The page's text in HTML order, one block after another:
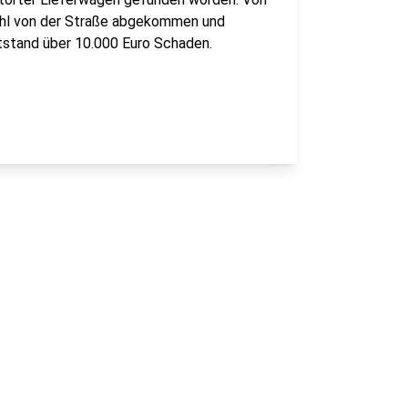
von der Straße abgekommen und
über 10.000 Euro Schaden.